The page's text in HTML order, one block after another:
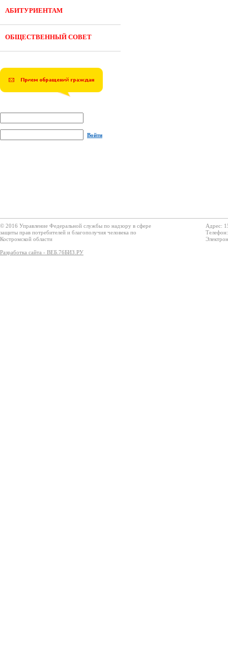
АБИТУРИЕНТАМ
ОБЩЕСТВЕННЫЙ СОВЕТ
Войти
© 2016 Управление Федеральной службы по надзору в сфере
защиты прав потребителей и благополучия человека по
Костромской области
Разработка сайта - ВЕБ.76БИЗ.РУ
Адрес: